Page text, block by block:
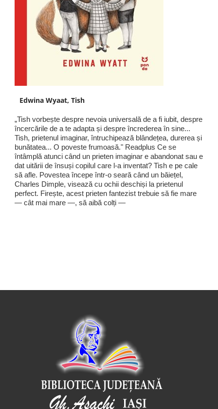
Edwina Wyaat, Tish
„Tish vorbește despre nevoia universală de a fi iubit, despre
încercările de a te adapta și despre încrederea în sine...
Tish, prietenul imaginar, întruchipează blândețea, durerea și
bunătatea... O poveste frumoasă." Readplus Ce se
întâmplă atunci când un prieten imaginar e abandonat sau e
dat uitării de însuși copilul care l-a inventat? Tish e pe cale
să afle. Povestea începe într-o seară când un băiețel,
Charles Dimple, visează cu ochii deschiși la prietenul
perfect. Firește, acest prieten fantezist trebuie să fie mare
— cât mai mare —, să aibă colți —